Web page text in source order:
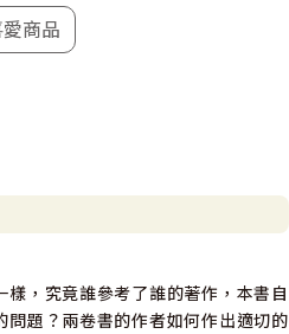
商品
，究竟誰參考了誰的著作，本書自
題？兩卷書的作者如何作出適切的